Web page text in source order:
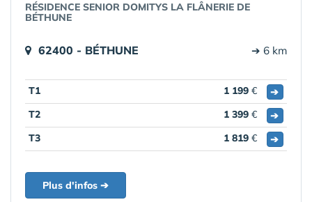
RÉSIDENCE SENIOR DOMITYS LA FLÂNERIE DE
BÉTHUNE
62400 - BÉTHUNE ➔ 6 km
T1 1 199 €
➔
T2
1 399 €
➔
T3
1 819 € ➔
Plus d'infos ➔